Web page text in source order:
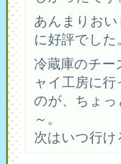
あんまりお
に好評でした
冷蔵庫のチ
ャイ工房に
のが、ちょ
～。
次はいつ行け